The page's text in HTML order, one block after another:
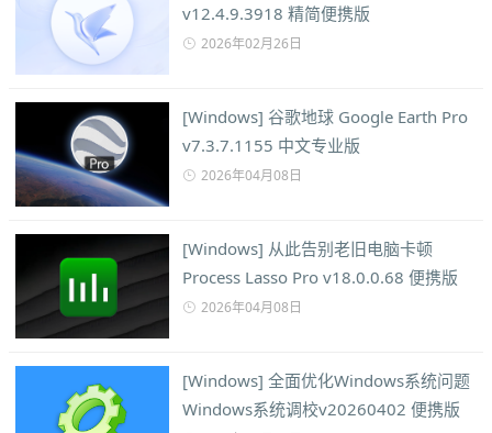
v12.4.9.3918 精简便携版
2026年02月26日
[Windows] 谷歌地球 Google Earth Pro
v7.3.7.1155 中文专业版
2026年04月08日
[Windows] 从此告别老旧电脑卡顿
Process Lasso Pro v18.0.0.68 便携版
2026年04月08日
[Windows] 全面优化Windows系统问题
Windows系统调校v20260402 便携版